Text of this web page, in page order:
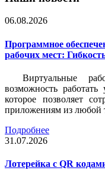
06.08.2026
Программное
рабочих мест:
Виртуальные
возможность
которое позволяет
приложениям из любой
Подробнее
31.07.2026
Лотерейка c QR